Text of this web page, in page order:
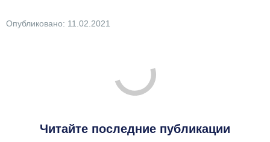
Опубликовано: 11.02.2021
Читайте последние публикации